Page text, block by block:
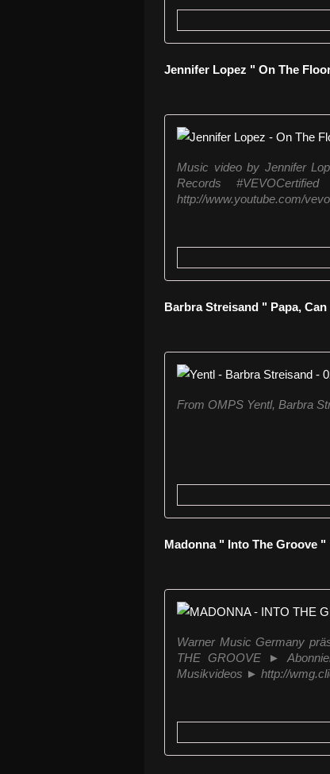
Jennifer Lopez " On The
Music video by Jennifer
Records
http://www.youtube.com/
Barbra Streisand " Papa, Can
From OMPS Yentl, Barbra
Madonna " Into The Groove "
Warner Music Germany
THE GROOVE ►
Musikvideos ► http://